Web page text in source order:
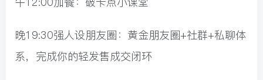
晚19:30强人设朋友圈：黄金朋友圈+社群+私聊体
系，完成你的轻发售成交闭环